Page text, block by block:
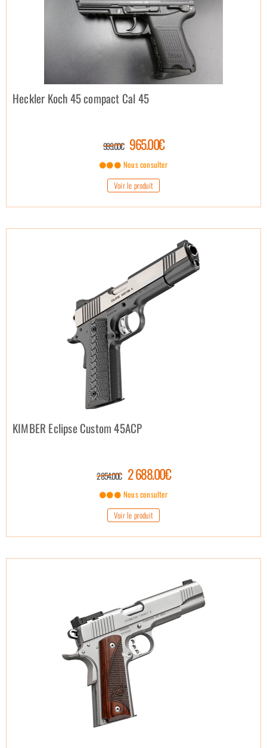
Heckler Koch 45 compact Cal 45
999.00€ 965.00€
Nous consulter
Voir le produit
KIMBER Eclipse Custom 45ACP
2 854.00€ 2 688.00€
Nous consulter
Voir le produit